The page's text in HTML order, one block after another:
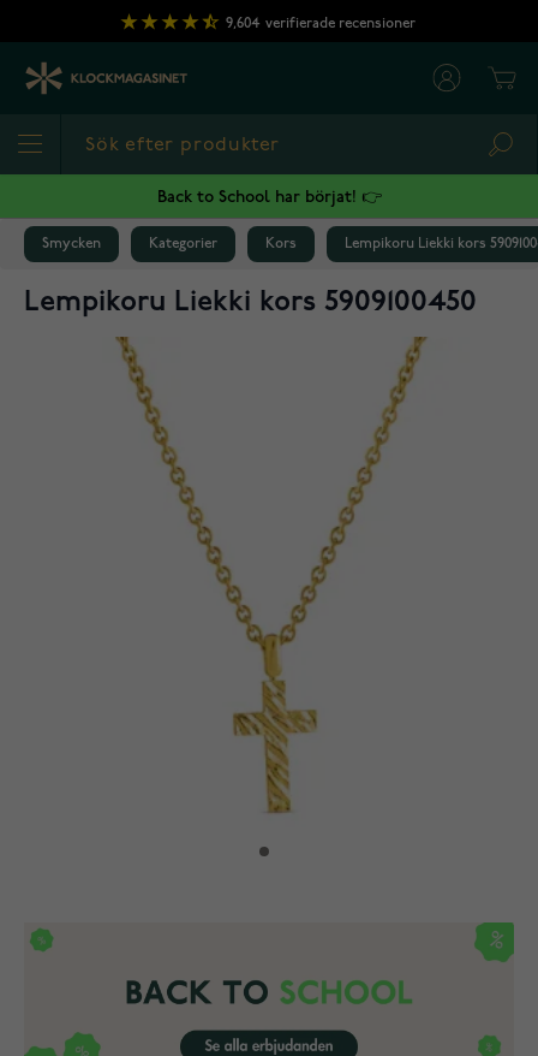
Hoppa till innehållet
9,604 verifierade recensioner
Back to School har börjat! 👉
Smycken Kategorier Kors Lempikoru Liekki kors
Lempikoru Liekki kors 5909100450